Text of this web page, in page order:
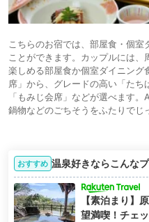
こちらのお宿では、部屋食・個
ことができます。カップルには
楽しめる部屋食か個室ダイニング
席」から、グレードの高い「た
「もみじ会席」などが選べます
鍋物などのごちそうをふたりでじ
おすすめ 温泉好きならこんな
【素泊まり】
望満喫！チェ